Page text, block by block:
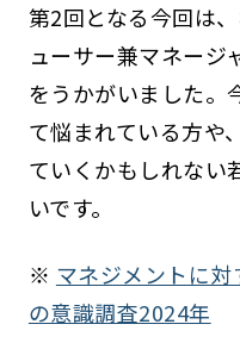
第2回となる今回は
ューサー兼マネージ
をうかがいました。
て悩まれている方や
ていくかもしれない
いです。
※ マネジメントに
の意識調査2024年